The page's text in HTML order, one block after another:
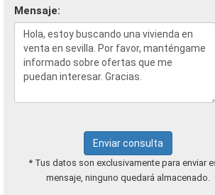
Mensaje:
Enviar consulta
* Tus datos son exclusivamente para enviar
mensaje, ninguno quedará almacenado.